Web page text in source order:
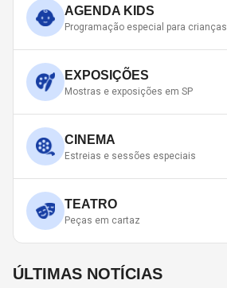
AGENDA KIDS
Programação especial para crianças
EXPOSIÇÕES
Mostras e exposições em SP
CINEMA
Estreias e sessões especiais
TEATRO
Peças em cartaz
ÚLTIMAS NOTÍCIAS